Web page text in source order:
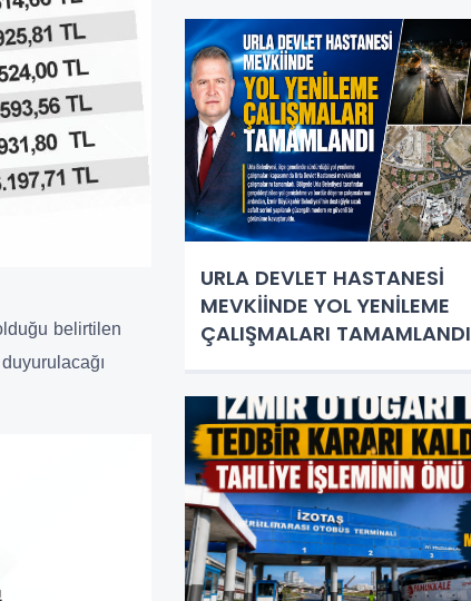
belirtilen
URLA DEVLET HASTANESİ
MEVKİİNDE YOL YENİLEME
ÇALIŞMALARI TAMAMLANDI